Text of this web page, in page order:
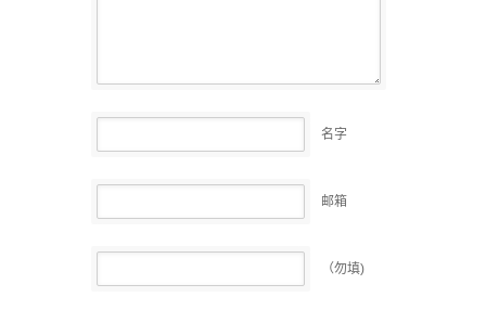
名字
邮箱
（勿填)